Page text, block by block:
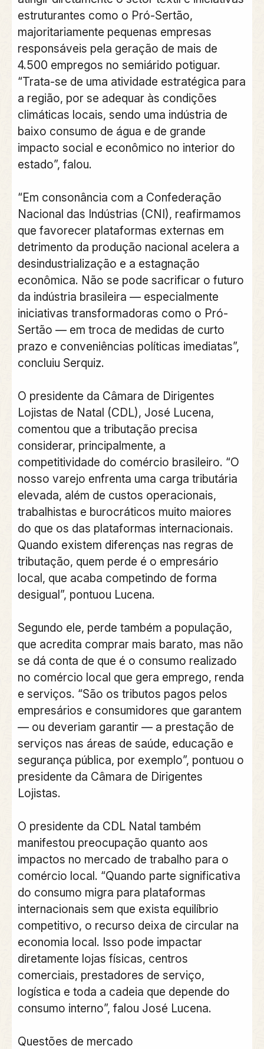
estruturantes como o Pró-Sertão,
majoritariamente pequenas empresas
responsáveis pela geração de mais de
4.500 empregos no semiárido potiguar.
“Trata-se de uma atividade estratégica para
a região, por se adequar às condições
climáticas locais, sendo uma indústria de
baixo consumo de água e de grande
impacto social e econômico no interior do
estado”, falou.
“Em consonância com a Confederação
Nacional das Indústrias (CNI), reafirmamos
que favorecer plataformas externas em
detrimento da produção nacional acelera a
desindustrialização e a estagnação
econômica. Não se pode sacrificar o futuro
da indústria brasileira — especialmente
iniciativas transformadoras como o Pró-
Sertão — em troca de medidas de curto
prazo e conveniências políticas imediatas”,
concluiu Serquiz.
O presidente da Câmara de Dirigentes
Lojistas de Natal (CDL), José Lucena,
comentou que a tributação precisa
considerar, principalmente, a
competitividade do comércio brasileiro. “O
nosso varejo enfrenta uma carga tributária
elevada, além de custos operacionais,
trabalhistas e burocráticos muito maiores
do que os das plataformas internacionais.
Quando existem diferenças nas regras de
tributação, quem perde é o empresário
local, que acaba competindo de forma
desigual”, pontuou Lucena.
Segundo ele, perde também a população,
que acredita comprar mais barato, mas não
se dá conta de que é o consumo realizado
no comércio local que gera emprego, renda
e serviços. “São os tributos pagos pelos
empresários e consumidores que garantem
— ou deveriam garantir — a prestação de
serviços nas áreas de saúde, educação e
segurança pública, por exemplo”, pontuou o
presidente da Câmara de Dirigentes
Lojistas.
O presidente da CDL Natal também
manifestou preocupação quanto aos
impactos no mercado de trabalho para o
comércio local. “Quando parte significativa
do consumo migra para plataformas
internacionais sem que exista equilíbrio
competitivo, o recurso deixa de circular na
economia local. Isso pode impactar
diretamente lojas físicas, centros
comerciais, prestadores de serviço,
logística e toda a cadeia que depende do
consumo interno”, falou José Lucena.
Questões de mercado